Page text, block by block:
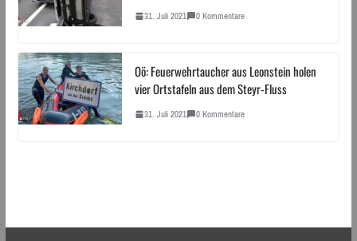
31. Juli 2021 0 Kommentare
Oö: Feuerwehrtaucher aus Leonstein holen
vier Ortstafeln aus dem Steyr-Fluss
31. Juli 2021 0 Kommentare